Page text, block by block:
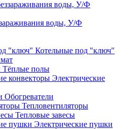
воды, У/Ф
Котельные под "ключ"
Тёплые полы
Электрические
Обогреватели
Тепловентиляторы
Тепловые завесы
Электрические пушки